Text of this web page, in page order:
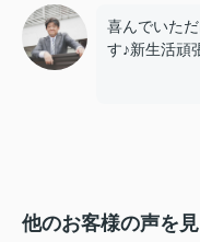
喜んでいた
す♪新生活頑
他のお客様の声を